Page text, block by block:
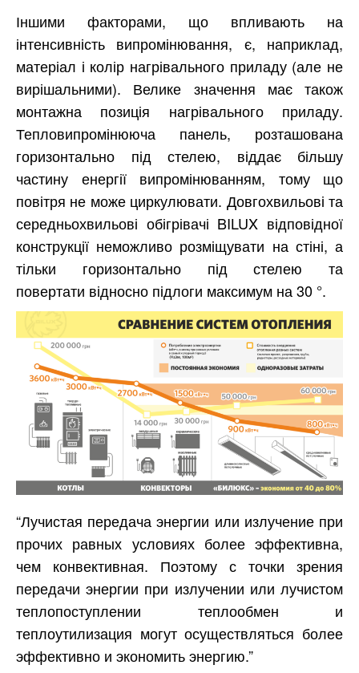
Іншими факторами, що впливають на
інтенсивність випромінювання, є, наприклад,
матеріал і колір нагрівального приладу (але не
вирішальними). Велике значення має також
монтажна позиція нагрівального приладу.
Тепловипромінююча панель, розташована
горизонтально під стелею, віддає більшу
частину енергії випромінюванням, тому що
повітря не може циркулювати. Довгохвильові та
середньохвильові обігрівачі BILUX відповідної
конструкції неможливо розміщувати на стіні, а
тільки горизонтально під стелею та
повертати відносно підлоги максимум на 30 °.
“Лучистая передача энергии или излучение при
прочих равных условиях более эффективна,
чем конвективная. Поэтому с точки зрения
передачи энергии при излучении или лучистом
теплопоступлении теплообмен и
теплоутилизация могут осуществляться более
эффективно и экономить энергию.”